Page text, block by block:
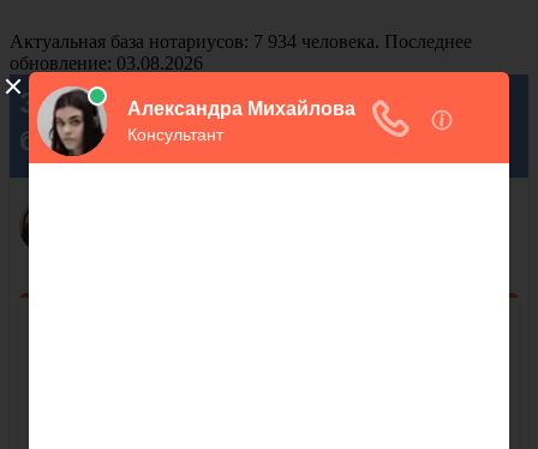
Актуальная база нотариусов: 7 934 человека. Последнее
обновление: 03.08.2026